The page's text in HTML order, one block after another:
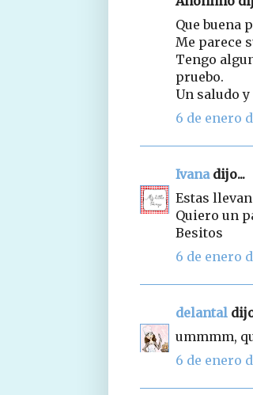
Que buena
Me parece
Tengo
pruebo.
Un saludo
6 de enero
Ivanadijo...
Estas
Quiero un
Besitos
6 de enero
delantal
ummmm,
6 de enero